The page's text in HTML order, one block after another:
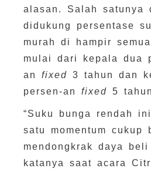
alasan. Salah satunya
didukung persentase
murah di hampir
mulai dari kepala dua
anfixed 3 tahun dan
persen-anfixed 5
“Suku bunga rendah
satu momentum cukup
mendongkrak daya beli
katanya saat acara